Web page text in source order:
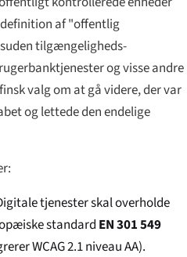
af "offentlig
tilgængeligheds-
og visse andre
valg om at gå videre, der var
og lettede den endelige
tjenester skal overholde
standard EN 301 549
WCAG 2.1 niveau AA).